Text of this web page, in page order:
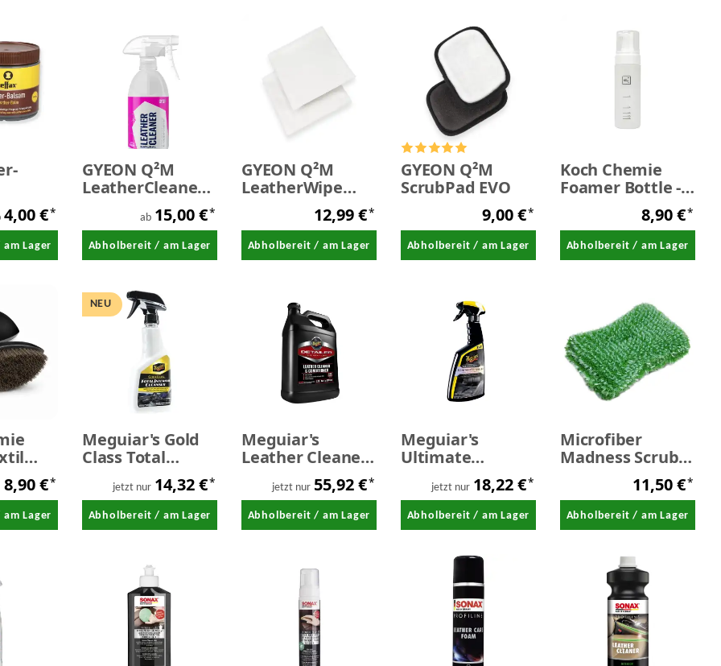
4,00 €*
Lager
GYEON Q²M
LeatherCleaner
Lederreiniger
ab 15,00 €*
Abholbereit / am Lager
GYEON Q²M
LeatherWipe
Lederpflegetuch
40 x 40 cm 2
Stück
12,99 €*
Abholbereit / am Lager
GYEON Q²M
ScrubPad EVO
9,00 €*
Abholbereit / am Lager
Koch Chemie
Foamer Bottle -
Schaumspender
8,90 €*
Abholbereit / am Lager
8,90 €*
Lager
NEU
Meguiar's Gold
Class Total
Interior Cleanser
Innenraumreiniger
473 ml
jetzt nur 14,32 €*
Abholbereit / am Lager
Meguiar's
Leather Cleaner
& Conditioner -
Lederpflege 3,78
Liter
jetzt nur 55,92 €*
Abholbereit / am Lager
Meguiar's
Ultimate
Leather Detailer
- Lederpflege 473
ml
jetzt nur 18,22 €*
Abholbereit / am Lager
Microfiber
Madness Scrub-
Innenraum-
Schwamm
11,50 €*
Abholbereit / am Lager